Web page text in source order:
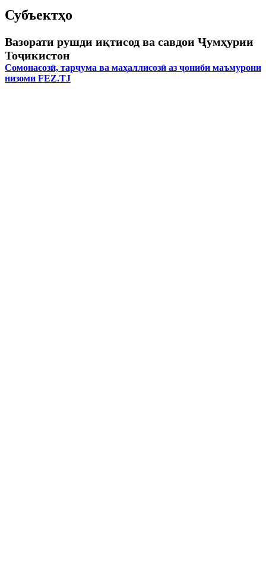
Субъектҳо
Вазорати рушди иқтисод ва савдои Ҷумҳурии
Тоҷикистон
Сомонасозӣ, тарҷума ва маҳаллисозӣ аз ҷониби маъмурони
низоми FEZ.TJ